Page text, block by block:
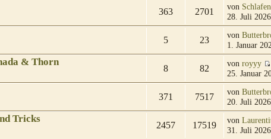
363 2701 von
28. Juli
5 23 von
1. Januar
& Thorn
8 82 von royyy
25. Januar
371 7517 von
20. Juli
Tricks
2457 17519 von
31. Juli